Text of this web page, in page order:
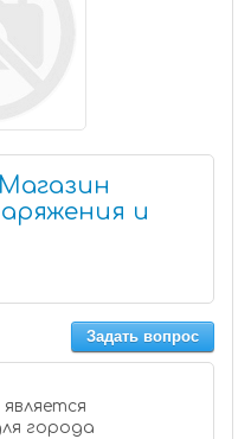
и
Задать вопрос
города